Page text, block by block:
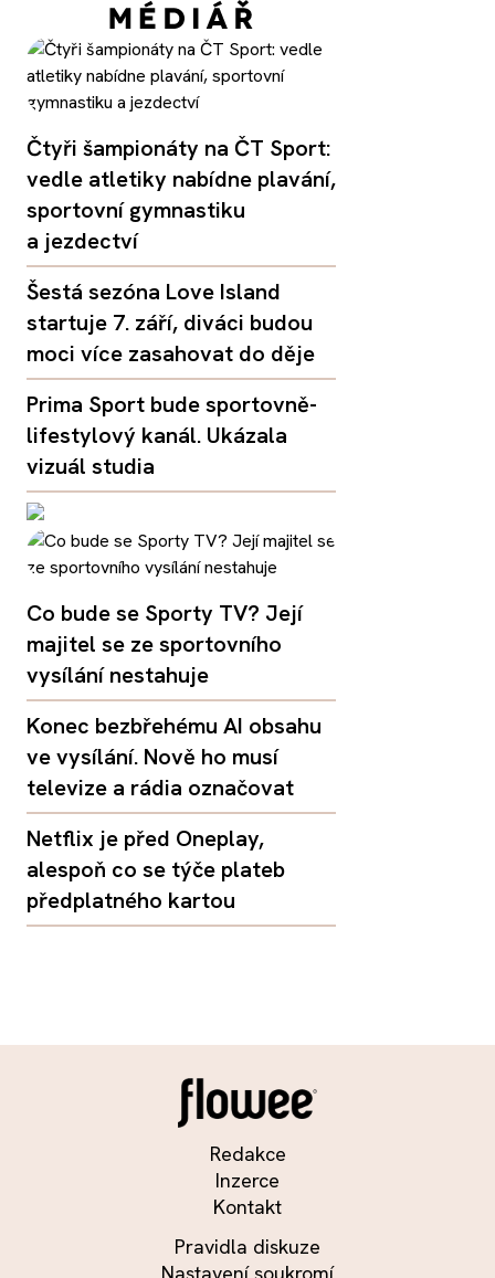
Čtyři šampionáty na ČT Sport:
vedle atletiky nabídne plavání,
sportovní gymnastiku
a jezdectví
Šestá sezóna Love Island
startuje 7. září, diváci budou
moci více zasahovat do děje
Prima Sport bude sportovně-
lifestylový kanál. Ukázala
vizuál studia
Co bude se Sporty TV? Její
majitel se ze sportovního
vysílání nestahuje
Konec bezbřehému AI obsahu
ve vysílání. Nově ho musí
televize a rádia označovat
Netflix je před Oneplay,
alespoň co se týče plateb
předplatného kartou
Redakce
Inzerce
Kontakt
Pravidla diskuze